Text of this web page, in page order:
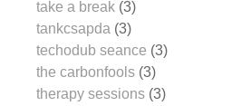
take a break (3)
tankcsapda (3)
techodub seance (3)
the carbonfools (3)
therapy sessions (3)